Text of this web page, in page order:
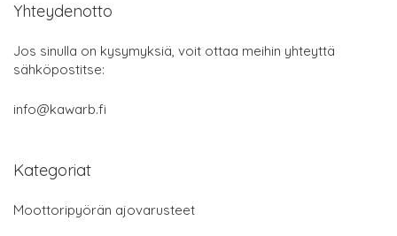
Yhteydenotto
Jos sinulla on kysymyksiä, voit ottaa meihin yhteyttä
sähköpostitse:
info@kawarb.fi
Kategoriat
Moottoripyörän ajovarusteet